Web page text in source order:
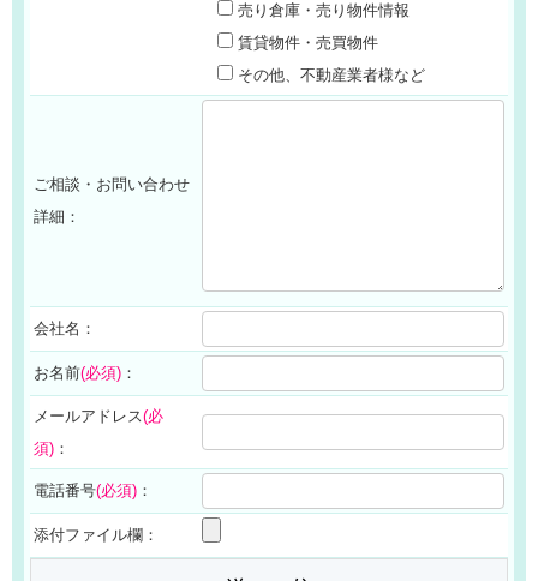
売り倉庫・売り物件情報
賃貸物件・売買物件
その他、不動産業者様など
ご相談・お問い合わせ
詳細：
会社名：
お名前(必須) ：
メールアドレス(必
須) ：
電話番号(必須) ：
添付ファイル欄：